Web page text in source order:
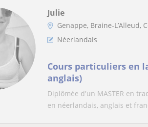
Julie
Genappe, Braine-L’Alleud,
Néerlandais
Cours particuliers en
anglais)
Diplômée d'un MASTER en
en néerlandais, anglais et